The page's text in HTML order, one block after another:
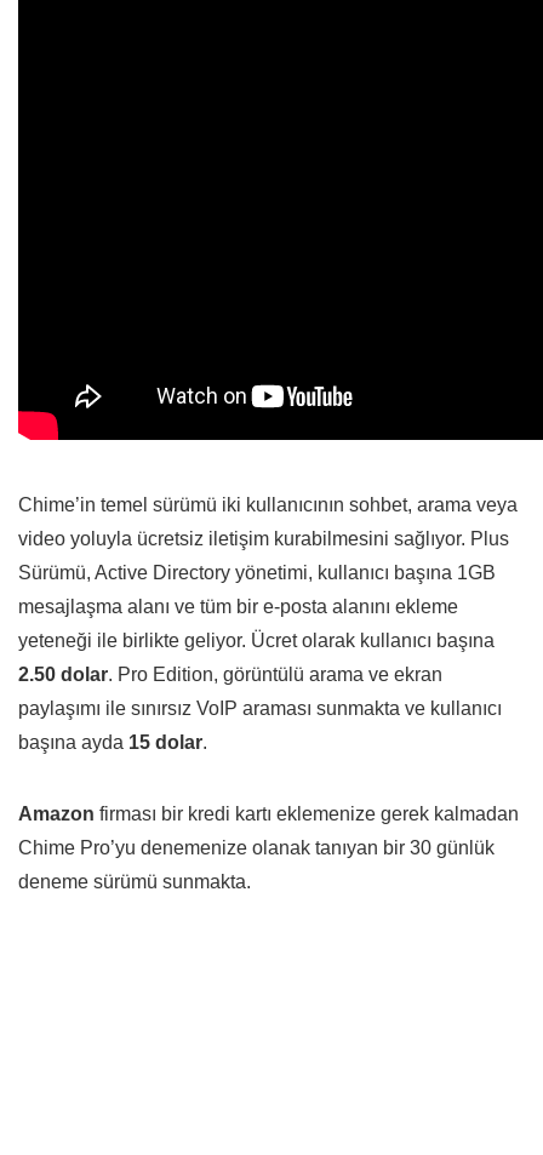
Chime’in temel sürümü iki kullanıcının sohbet, arama veya
video yoluyla ücretsiz iletişim kurabilmesini sağlıyor. Plus
Sürümü, Active Directory yönetimi, kullanıcı başına 1GB
mesajlaşma alanı ve tüm bir e-posta alanını ekleme
yeteneği ile birlikte geliyor. Ücret olarak kullanıcı başına
2.50 dolar. Pro Edition, görüntülü arama ve ekran
paylaşımı ile sınırsız VoIP araması sunmakta ve kullanıcı
başına ayda 15 dolar.
Amazon firması bir kredi kartı eklemenize gerek kalmadan
Chime Pro’yu denemenize olanak tanıyan bir 30 günlük
deneme sürümü sunmakta.